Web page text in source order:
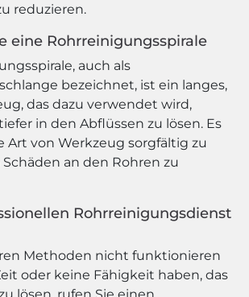
reduzieren.
eine Rohrreinigungsspirale
auch als
bezeichnet, ist ein langes,
das dazu verwendet wird,
in den Abflüssen zu lösen. Es
Art von Werkzeug sorgfältig zu
an den Rohren zu
Rohrreinigungsdienst
Methoden nicht funktionieren
oder keine Fähigkeit haben, das